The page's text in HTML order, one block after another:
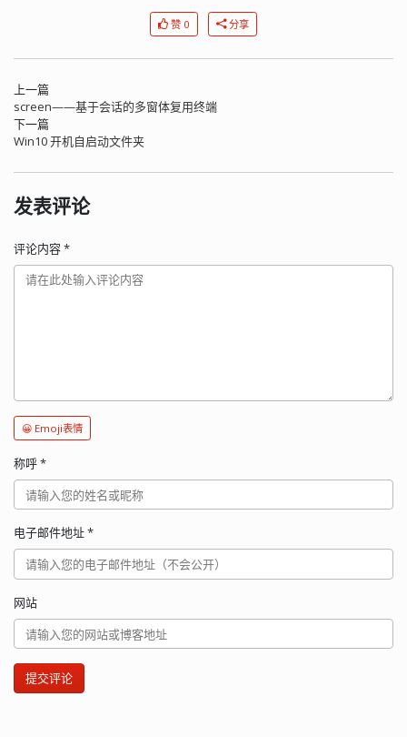
赞 0 分享
上一篇
screen——基于会话的多窗体复用终端
下一篇
Win10 开机自启动文件夹
发表评论
评论内容*
😀 Emoji表情
称呼*
电子邮件地址*
网站
提交评论